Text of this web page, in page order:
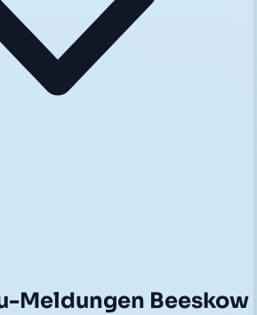
Meldungen Beeskow